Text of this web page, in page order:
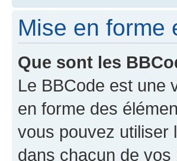
Mise en forme
Que sont les
Le BBCode est une
en forme des
vous pouvez utiliser
dans chacun de vos